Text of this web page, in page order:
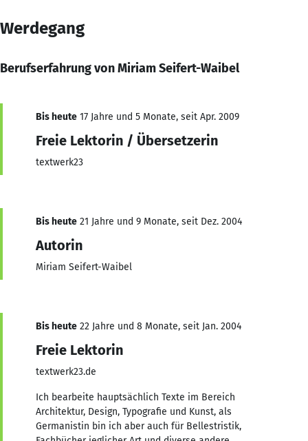
Werdegang
Berufserfahrung von Miriam Seifert-Waibel
Bis heute 17 Jahre und 5 Monate, seit Apr. 2009
Freie Lektorin / Übersetzerin
textwerk23
Bis heute 21 Jahre und 9 Monate, seit Dez. 2004
Autorin
Miriam Seifert-Waibel
Bis heute 22 Jahre und 8 Monate, seit Jan. 2004
Freie Lektorin
textwerk23.de
Ich bearbeite hauptsächlich Texte im Bereich
Architektur, Design, Typografie und Kunst, als
Germanistin bin ich aber auch für Bellestristik,